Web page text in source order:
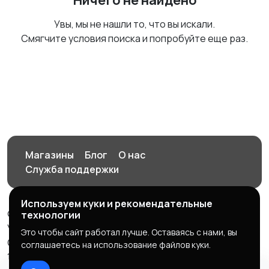
Увы, мы не нашли то, что вы искали.
Смягчите условия поиска и попробуйте еще раз.
Магазины Блог
О нас
Служба поддержки
© 2026 Орен-АЙ - Авто | Недвижимость | Работа |
Услуги
Создал Карусов Е.С ООО "ЦПК" ИНН 5609203278 ОГРН
1235600008841
Используем куки и рекомендательные
технологии
Это чтобы сайт работал лучше. Оставаясь с нами, вы
соглашаетесь на использование файлов куки.